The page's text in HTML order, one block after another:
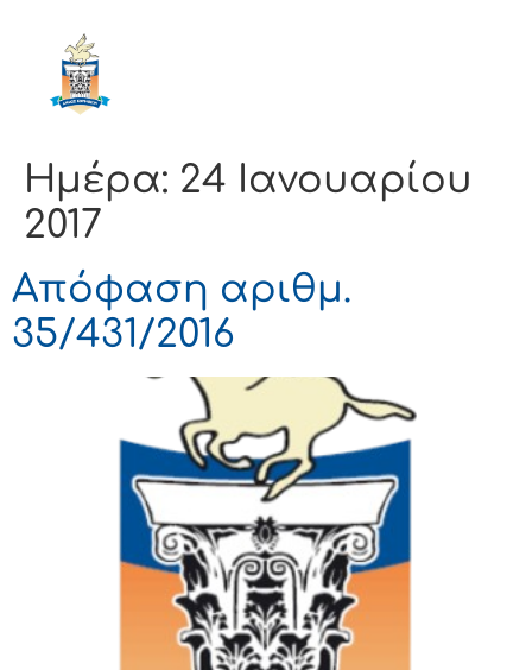
Ημέρα: 24 Ιανουαρίου
2017
Απόφαση αριθμ.
35/431/2016